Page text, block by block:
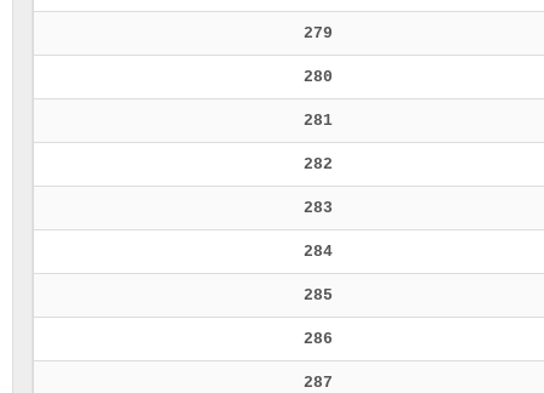
279
280
281
282
283
284
285
286
287